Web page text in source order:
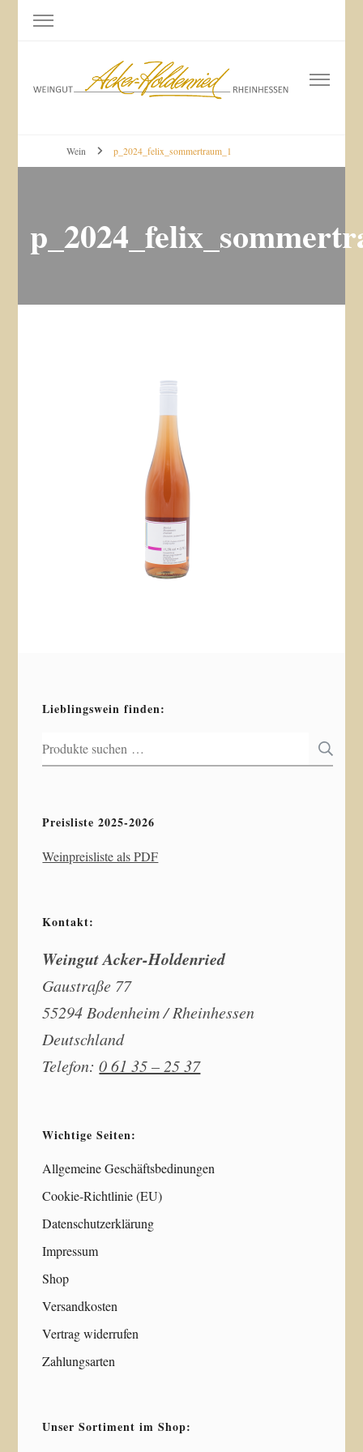
Weingut Acker-Holdenried
Bodenheim RHEINHESSEN
Wein p_2024_felix_sommertraum_1
Lieblingswein finden:
Suchen
nach:
Preisliste 2025-2026
Weinpreisliste als PDF
Kontakt:
Weingut Acker-Holdenried
Gaustraße 77
55294 Bodenheim / Rheinhessen
Deutschland
Telefon:0 61 35 – 25 37
Wichtige Seiten:
Allgemeine Geschäftsbedinungen
Cookie-Richtlinie (EU)
Datenschutzerklärung
Impressum
Shop
Versandkosten
Vertrag widerrufen
Zahlungsarten
Unser Sortiment im Shop: